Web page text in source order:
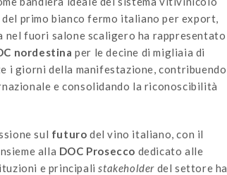
primo bianco fermo italiano per export,
nel fuori salone scaligero ha rappresentato
nordestina per le decine di migliaia di
giorni della manifestazione, contribuendo
e consolidando la riconoscibilità
sul futuro del vino italiano, con il
alla DOC Prosecco dedicato alle
e principalistakeholder del settore ha